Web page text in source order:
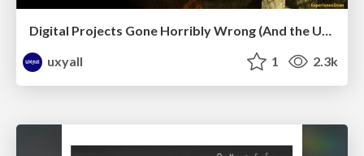
Digital Projects Gone Horribly Wrong (And the UX Pros Who Still Save the Day) - Dean Schuster
uxyall
1 2.3k